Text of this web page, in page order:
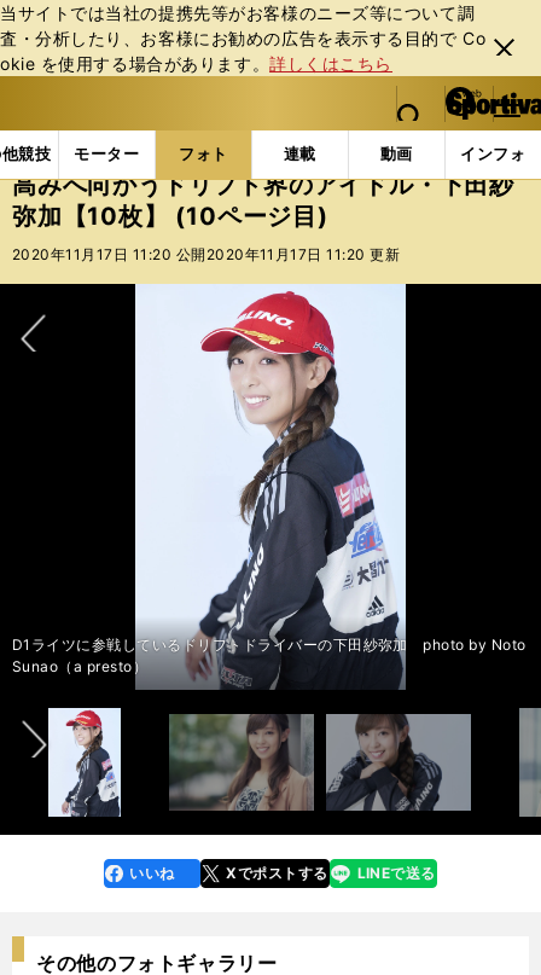
当サイトでは当社の提携先等がお客様のニーズ等について調
査・分析したり、お客様にお勧めの広告を表⽰する⽬的で Co
okie を使⽤する場合があります。詳しくはこちら
閉じ
る
web Sportiva (webスポルティーバ)
検索
マイペ
ー
ジ
メニュ
競技 モーター フォト 連載 動画 インフォ
b
ス
ポ
ル
バ
フォトギャラリー スポーツビーナスギャラリー 高
高みへ向かうドリフト界のアイドル・下田紗
弥加【10枚】 (10ページ目)
2020年11月17日 11:20 公開 2020年11月17日 11:20 更新
D1ライツに参戦しているドリフトドライバーの下田紗弥加 photo by Noto
Sunao（a presto）
D1ライツに参戦しているドリフトドライバーの下田紗弥加 photo by Noto
Sunao（a presto）
D1ライツに参戦しているドリフトドライバーの下田紗弥加 photo by Noto
Sunao（a presto）
D1ライツに参戦しているドリフトドライバーの下田紗弥加 photo by Noto
Sunao（a presto）
D1ライツに参戦しているドリフトドライバーの下田紗弥加 photo by Noto
Sunao（a presto）
D1ライツに参戦しているドリフトドライバーの下田紗弥加 photo by Noto
Sunao（a presto）
D1ライツに参戦しているドリフトドライバーの下田紗弥加 photo by Noto
Sunao（a presto）
D1ライツに参戦しているドリフトドライバーの下田紗弥加 photo by Noto
Sunao（a presto）
D1ライツに参戦しているドリフトドライバーの下田紗弥加 photo by Noto
Sunao（a presto）
D1ライツに参戦しているドリフトドライバーの下田紗弥加 photo by Noto
Sunao（a presto）
前へ
faceboo
k
いいね Xでポストする
line LINEで送る
その他のフォトギャラリー